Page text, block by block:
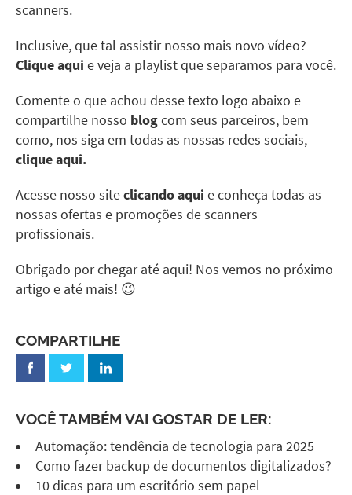
scanners.
Inclusive, que tal assistir nosso mais novo vídeo?
Clique aqui e veja a playlist que separamos para você.
Comente o que achou desse texto logo abaixo e
compartilhe nosso blogcom seus parceiros, bem
como, nos siga em todas as nossas redes sociais,
clique aqui.
Acesse nosso siteclicando aqui e conheça todas as
nossas ofertas e promoções de scanners
profissionais.
Obrigado por chegar até aqui! Nos vemos no próximo
artigo e até mais! 😉
COMPARTILHE
VOCÊ TAMBÉM VAI GOSTAR DE LER:
Automação: tendência de tecnologia para 2025
Como fazer backup de documentos digitalizados?
10 dicas para um escritório sem papel